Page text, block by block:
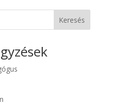
Keresés